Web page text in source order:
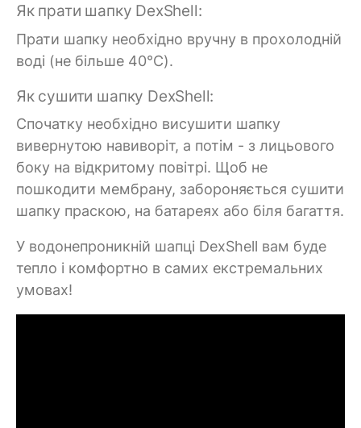
Як прати шапку DexShell:
Прати шапку необхідно вручну в прохолодній
воді (не більше 40°C).
Як сушити шапку DexShell:
Спочатку необхідно висушити шапку
вивернутою навиворіт, а потім - з лицьового
боку на відкритому повітрі. Щоб не
пошкодити мембрану, забороняється сушити
шапку праскою, на батареях або біля багаття.
У водонепроникній шапці DexShell вам буде
тепло і комфортно в самих екстремальних
умовах!